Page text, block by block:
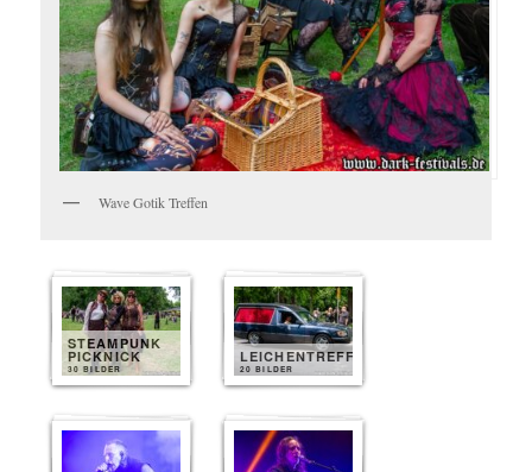
Wave Gotik Treffen
STEAMPUNK
PICKNICK
30 BILDER
LEICHENTREFF
20 BILDER